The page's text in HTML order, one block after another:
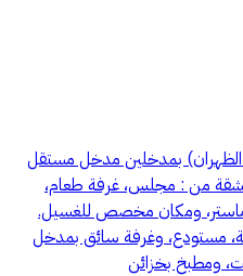
الظهران) بمدخلين مدخل مستقل
من : مجلس، غرفة طعام،
ماستر، ومكان مخصص للغسيل.
مستودع، وغرفة سائق بمدخل
ومطبخ بخزائن